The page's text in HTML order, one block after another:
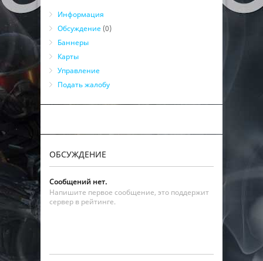
Информация
Обсуждение (0)
Баннеры
Карты
Управление
Подать жалобу
ОБСУЖДЕНИЕ
Сообщений нет.
Напишите первое сообщение, это поддержит
сервер в рейтинге.